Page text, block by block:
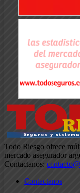
Todo Riesgo ofrece
mercado asegurador
Contactanos:
Contactanos